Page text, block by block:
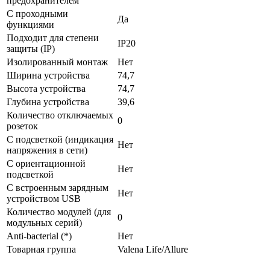
С проходными
функциями
Да
Подходит для степени
защиты (IP)
IP20
Изолированный монтаж
Нет
Ширина устройства
74,7
Высота устройства
74,7
Глубина устройства
39,6
Количество отключаемых
розеток
0
С подсветкой (индикация
напряжения в сети)
Нет
С ориентационной
подсветкой
Нет
С встроенным зарядным
устройством USB
Нет
Количество модулей (для
модульных серий)
0
Anti-bacterial (*)
Нет
Товарная группа
Valena Life/Allure